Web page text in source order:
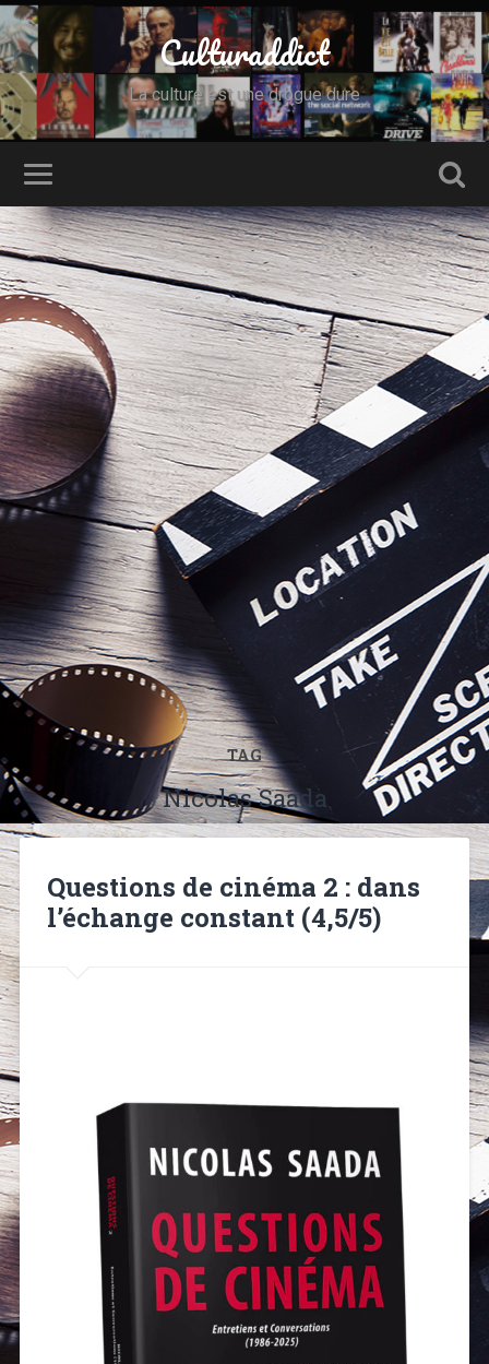
Culturaddict
La culture est une drogue dure
TAG
Nicolas Saada
Questions de cinéma 2 : dans
l’échange constant (4,5/5)